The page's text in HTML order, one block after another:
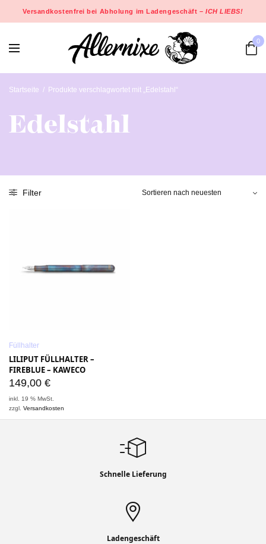
Versandkostenfrei bei Abholung im Ladengeschäft –ICH LIEBS!
0
Startseite / Produkte verschlagwortet mit „Edelstahl“
Edelstahl
Filter
Füllhalter
LILIPUT FÜLLHALTER –
FIREBLUE – KAWECO
149,00 €
inkl. 19 % MwSt.
zzgl.Versandkosten
Schnelle Lieferung
Ladengeschäft